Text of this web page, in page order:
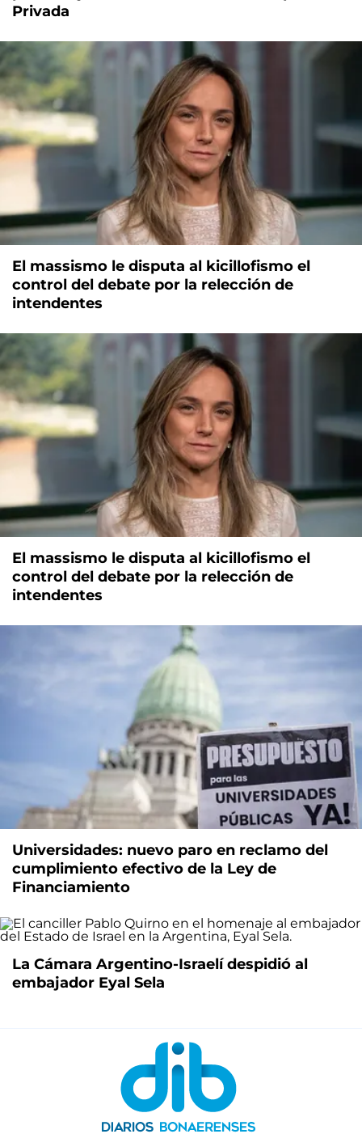
Privada
El massismo le disputa al kicillofismo el
control del debate por la relección de
intendentes
El massismo le disputa al kicillofismo el
control del debate por la relección de
intendentes
Universidades: nuevo paro en reclamo del
cumplimiento efectivo de la Ley de
Financiamiento
La Cámara Argentino-Israelí despidió al
embajador Eyal Sela